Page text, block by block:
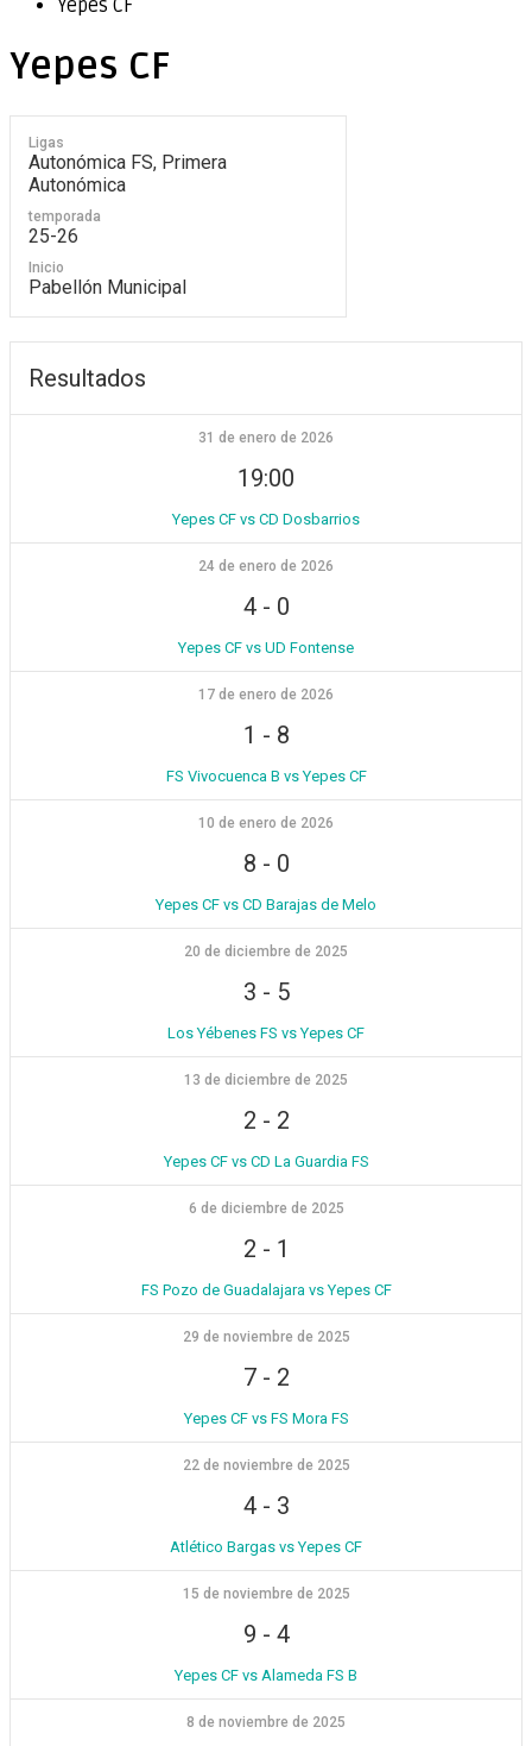
Yepes CF
Yepes CF
Ligas
Autonómica FS, Primera
Autonómica
temporada
25-26
Inicio
Pabellón Municipal
Resultados
31 de enero de 2026
19:00
Yepes CF vs CD Dosbarrios
24 de enero de 2026
4- 0
Yepes CF vs UD Fontense
17 de enero de 2026
1 - 8
FS Vivocuenca B vs Yepes CF
10 de enero de 2026
8 - 0
Yepes CF vs CD Barajas de Melo
20 de diciembre de 2025
3 - 5
Los Yébenes FS vs Yepes CF
13 de diciembre de 2025
2 - 2
Yepes CF vs CD La Guardia FS
6 de diciembre de 2025
2 - 1
FS Pozo de Guadalajara vs Yepes CF
29 de noviembre de 2025
7- 2
Yepes CF vs FS Mora FS
22 de noviembre de 2025
4- 3
Atlético Bargas vs Yepes CF
15 de noviembre de 2025
9 - 4
Yepes CF vs Alameda FS B
8 de noviembre de 2025